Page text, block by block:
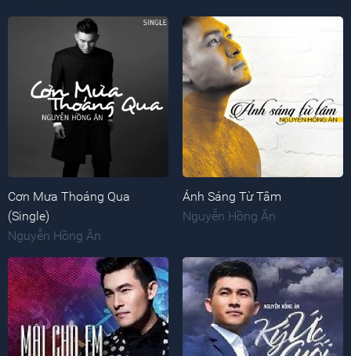
Cơn Mưa Thoáng Qua
(Single)
Nguyễn Hồng Ân
Ánh Sáng Từ Tâm
Nguyễn Hồng Ân